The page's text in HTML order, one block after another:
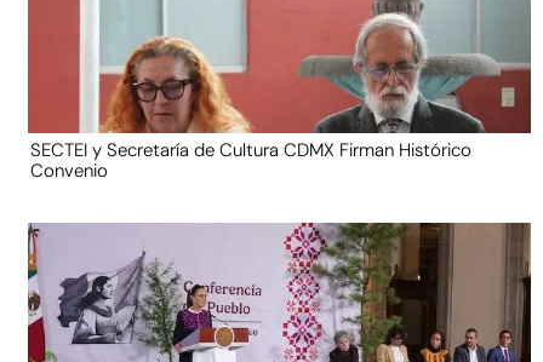
SECTEI y Secretaría de Cultura CDMX Firman Histórico
Convenio